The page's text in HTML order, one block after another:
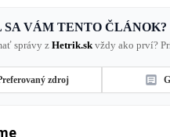
SA VÁM TENTO ČLÁNOK?
správy z Hetrik.skvždy ako prví?
zdroj